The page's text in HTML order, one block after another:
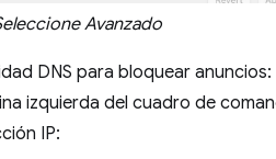
Avanzado
DNS para bloquear
izquierda del cuadro de
IP: